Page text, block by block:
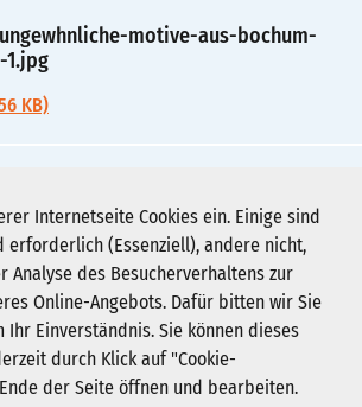
Internetseite Cookies ein. Einige sind
erforderlich (Essenziell), andere nicht,
Analyse des Besucherverhaltens zur
Online-Angebots. Dafür bitten wir Sie
Ihr Einverständnis. Sie können dieses
durch Klick auf "Cookie-
der Seite öffnen und bearbeiten.
motive-aus-bochum-
1.jpg
KB)
2.pdf
KB)